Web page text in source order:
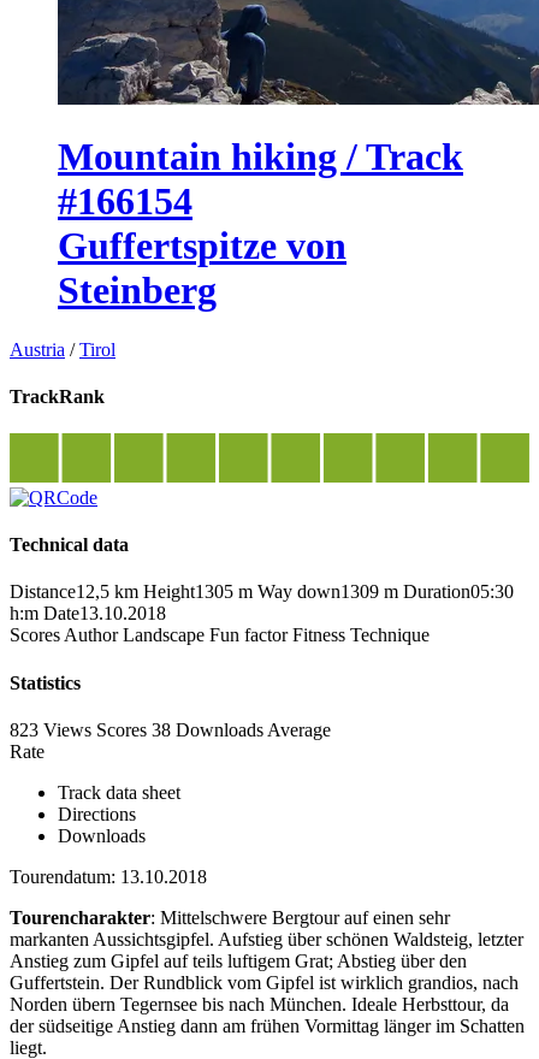
Mountain hiking / Track
#166154
Guffertspitze von
Steinberg
Austria /Tirol
TrackRank
Technical data
Distance12,5 km Height1305 m Way down1309 m Duration05:30
h:m Date13.10.2018
Scores Author Landscape Fun factor Fitness Technique
Statistics
823 Views Scores 38 Downloads Average
Rate
Track data sheet
Directions
Downloads
Tourendatum: 13.10.2018
Tourencharakter: Mittelschwere Bergtour auf einen sehr
markanten Aussichtsgipfel. Aufstieg über schönen Waldsteig, letzter
Anstieg zum Gipfel auf teils luftigem Grat; Abstieg über den
Guffertstein. Der Rundblick vom Gipfel ist wirklich grandios, nach
Norden übern Tegernsee bis nach München. Ideale Herbsttour, da
der südseitige Anstieg dann am frühen Vormittag länger im Schatten
liegt.